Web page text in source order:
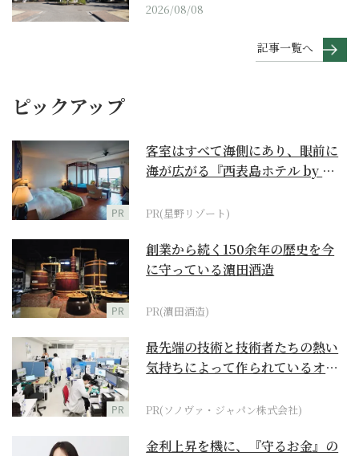
2026/08/08
記事一覧へ
ピックアップ
PR
客室はすべて海側にあり、眼前に
海が広がる『西表島ホテル by 星
PR(星野リゾート)
PR
創業から続く150余年の歴史を今
に守っている濵田酒造
PR(濵田酒造)
PR
最先端の技術と技術者たちの熱い
気持ちによって作られているオー
PR(ソノヴァ・ジャパン株式会社)
金利上昇を機に、『守るお金』の